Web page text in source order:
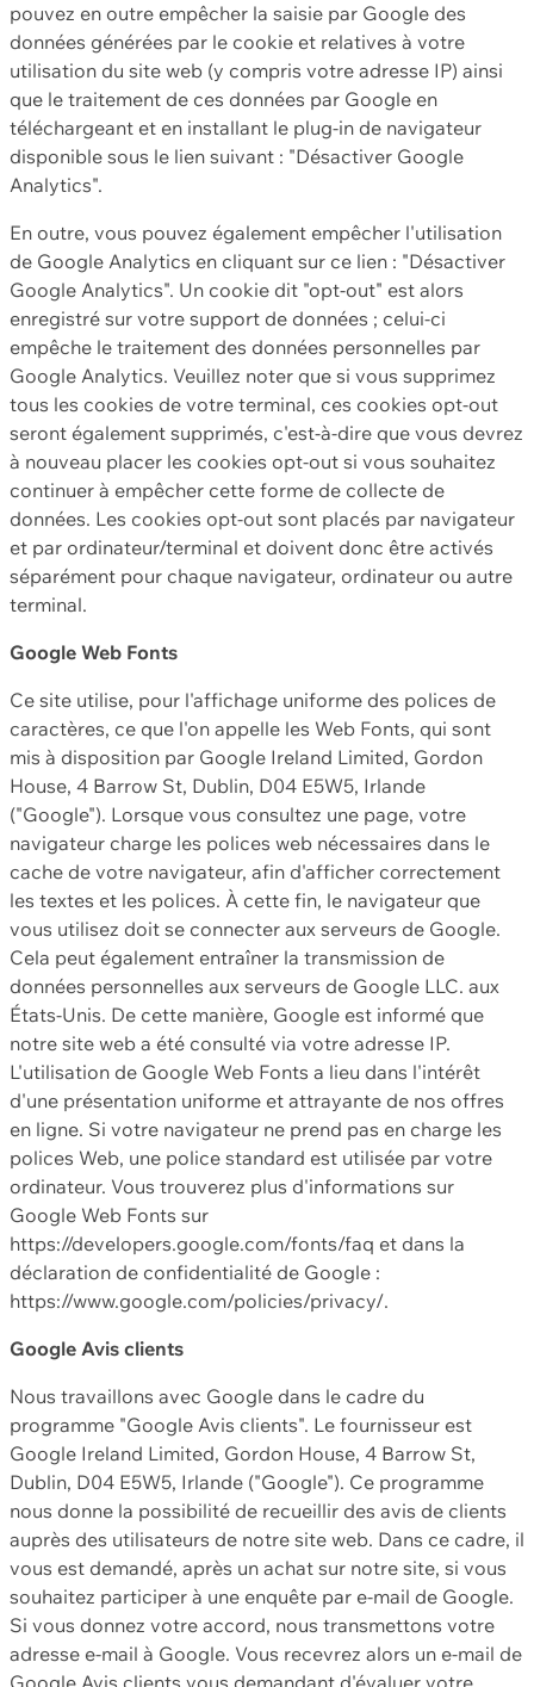
pouvez en outre empêcher la saisie par Google des
données générées par le cookie et relatives à votre
utilisation du site web (y compris votre adresse IP) ainsi
que le traitement de ces données par Google en
téléchargeant et en installant le plug-in de navigateur
disponible sous le lien suivant : "Désactiver Google
Analytics".
En outre, vous pouvez également empêcher l'utilisation
de Google Analytics en cliquant sur ce lien : "Désactiver
Google Analytics". Un cookie dit "opt-out" est alors
enregistré sur votre support de données ; celui-ci
empêche le traitement des données personnelles par
Google Analytics. Veuillez noter que si vous supprimez
tous les cookies de votre terminal, ces cookies opt-out
seront également supprimés, c'est-à-dire que vous devrez
à nouveau placer les cookies opt-out si vous souhaitez
continuer à empêcher cette forme de collecte de
données. Les cookies opt-out sont placés par navigateur
et par ordinateur/terminal et doivent donc être activés
séparément pour chaque navigateur, ordinateur ou autre
terminal.
Google Web Fonts
Ce site utilise, pour l'affichage uniforme des polices de
caractères, ce que l'on appelle les Web Fonts, qui sont
mis à disposition par Google Ireland Limited, Gordon
House, 4 Barrow St, Dublin, D04 E5W5, Irlande
("Google"). Lorsque vous consultez une page, votre
navigateur charge les polices web nécessaires dans le
cache de votre navigateur, afin d'afficher correctement
les textes et les polices. À cette fin, le navigateur que
vous utilisez doit se connecter aux serveurs de Google.
Cela peut également entraîner la transmission de
données personnelles aux serveurs de Google LLC. aux
États-Unis. De cette manière, Google est informé que
notre site web a été consulté via votre adresse IP.
L'utilisation de Google Web Fonts a lieu dans l'intérêt
d'une présentation uniforme et attrayante de nos offres
en ligne. Si votre navigateur ne prend pas en charge les
polices Web, une police standard est utilisée par votre
ordinateur. Vous trouverez plus d'informations sur
Google Web Fonts sur
https://developers.google.com/fonts/faq et dans la
déclaration de confidentialité de Google :
https://www.google.com/policies/privacy/.
Google Avis clients
Nous travaillons avec Google dans le cadre du
programme "Google Avis clients". Le fournisseur est
Google Ireland Limited, Gordon House, 4 Barrow St,
Dublin, D04 E5W5, Irlande ("Google"). Ce programme
nous donne la possibilité de recueillir des avis de clients
auprès des utilisateurs de notre site web. Dans ce cadre, il
vous est demandé, après un achat sur notre site, si vous
souhaitez participer à une enquête par e-mail de Google.
Si vous donnez votre accord, nous transmettons votre
adresse e-mail à Google. Vous recevrez alors un e-mail de